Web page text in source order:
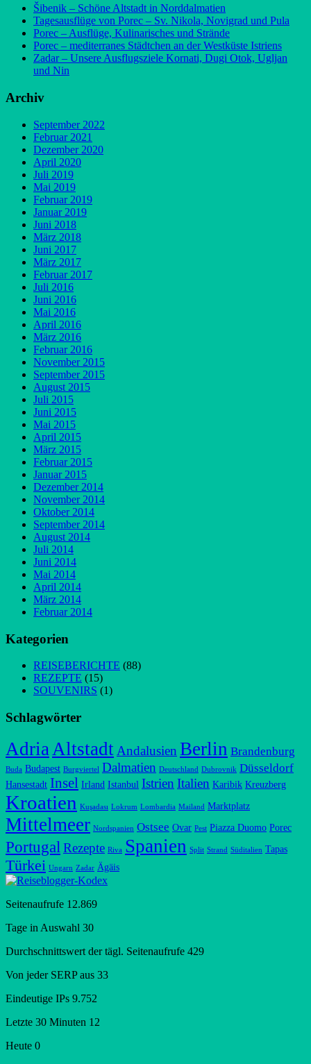
Šibenik – Schöne Altstadt in Norddalmatien
Tagesausflüge von Porec – Sv. Nikola, Novigrad und Pula
Porec – Ausflüge, Kulinarisches und Strände
Porec – mediterranes Städtchen an der Westküste Istriens
Zadar – Unsere Ausflugsziele Kornati, Dugi Otok, Ugljan
und Nin
Archiv
September 2022
Februar 2021
Dezember 2020
April 2020
Juli 2019
Mai 2019
Februar 2019
Januar 2019
Juni 2018
März 2018
Juni 2017
März 2017
Februar 2017
Juli 2016
Juni 2016
Mai 2016
April 2016
März 2016
Februar 2016
November 2015
September 2015
August 2015
Juli 2015
Juni 2015
Mai 2015
April 2015
März 2015
Februar 2015
Januar 2015
Dezember 2014
November 2014
Oktober 2014
September 2014
August 2014
Juli 2014
Juni 2014
Mai 2014
April 2014
März 2014
Februar 2014
Kategorien
REISEBERICHTE (88)
REZEPTE (15)
SOUVENIRS (1)
Schlagwörter
Adria Altstadt Andalusien Berlin Brandenburg
Buda Budapest Burgviertel Dalmatien Deutschland Dubrovnik Düsseldorf
Hansestadt Insel Irland Istanbul Istrien Italien Karibik Kreuzberg
Kroatien Kuşadası Lokrum Lombardia Mailand Marktplatz
Mittelmeer Nordspanien Ostsee Ovar Pest Piazza Duomo Porec
Portugal Rezepte Riva Spanien Split Strand Süditalien Tapas
Türkei Ungarn Zadar Ägäis
Seitenaufrufe 12.869
Tage in Auswahl 30
Durchschnittswert der tägl. Seitenaufrufe 429
Von jeder SERP aus 33
Eindeutige IPs 9.752
Letzte 30 Minuten 12
Heute 0